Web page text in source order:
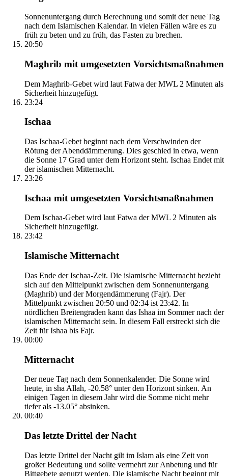
Sonnenuntergang durch Berechnung und somit der neue Tag
nach dem Islamischen Kalendar. In vielen Fällen wäre es zu
früh zu beten und zu früh, das Fasten zu brechen.
20:50
Maghrib mit umgesetzten Vorsichtsmaßnahmen
Dem Maghrib-Gebet wird laut Fatwa der MWL 2 Minuten als
Sicherheit hinzugefügt.
23:24
Ischaa
Das Ischaa-Gebet beginnt nach dem Verschwinden der
Rötung der Abenddämmerung. Dies geschied in etwa, wenn
die Sonne 17 Grad unter dem Horizont steht. Ischaa Endet mit
der islamischen Mitternacht.
23:26
Ischaa mit umgesetzten Vorsichtsmaßnahmen
Dem Ischaa-Gebet wird laut Fatwa der MWL 2 Minuten als
Sicherheit hinzugefügt.
23:42
Islamische Mitternacht
Das Ende der Ischaa-Zeit. Die islamische Mitternacht bezieht
sich auf den Mittelpunkt zwischen dem Sonnenuntergang
(Maghrib) und der Morgendämmerung (Fajr). Der
Mittelpunkt zwischen 20:50 und 02:34 ist 23:42. In
nördlichen Breitengraden kann das Ishaa im Sommer nach der
islamischen Mitternacht sein. In diesem Fall erstreckt sich die
Zeit für Ishaa bis Fajr.
00:00
Mitternacht
Der neue Tag nach dem Sonnenkalender. Die Sonne wird
heute, in sha Allah, -20.58° unter den Horizont sinken. An
einigen Tagen in diesem Jahr wird die Somme nicht mehr
tiefer als -13.05° absinken.
00:40
Das letzte Drittel der Nacht
Das letzte Drittel der Nacht gilt im Islam als eine Zeit von
großer Bedeutung und sollte vermehrt zur Anbetung und für
Bittgebete genutzt werden. Die islamische Nacht beginnt mit